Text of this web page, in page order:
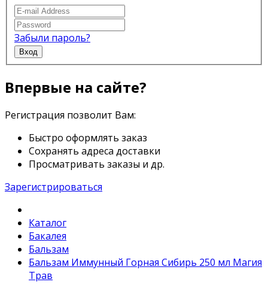
Забыли пароль?
Вход
Впервые на сайте?
Регистрация позволит Вам:
Быстро оформлять заказ
Сохранять адреса доставки
Просматривать заказы и др.
Зарегистрироваться
Каталог
Бакалея
Бальзам
Бальзам Иммунный Горная Сибирь 250 мл Магия
Трав